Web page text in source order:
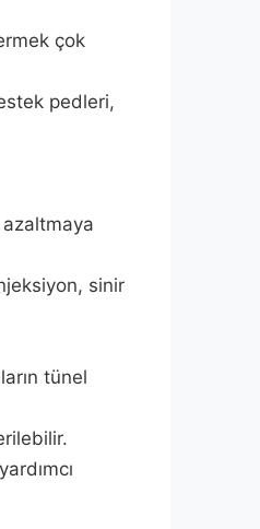
çok
pedleri,
sinir
tünel